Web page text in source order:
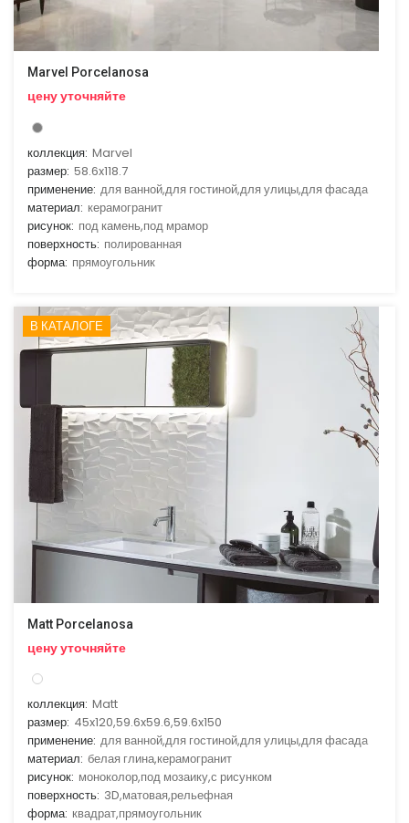
Marvel Porcelanosa
цену уточняйте
коллекция: Marvel
размер: 58.6x118.7
применение: для ванной,для гостиной,для улицы,для фасада
материал: керамогранит
рисунок: под камень,под мрамор
поверхность: полированная
форма: прямоугольник
В КАТАЛОГЕ
Matt Porcelanosa
цену уточняйте
коллекция: Matt
размер: 45x120,59.6x59.6,59.6x150
применение: для ванной,для гостиной,для улицы,для фасада
материал: белая глина,керамогранит
рисунок: моноколор,под мозаику,с рисунком
поверхность: 3D,матовая,рельефная
форма: квадрат,прямоугольник